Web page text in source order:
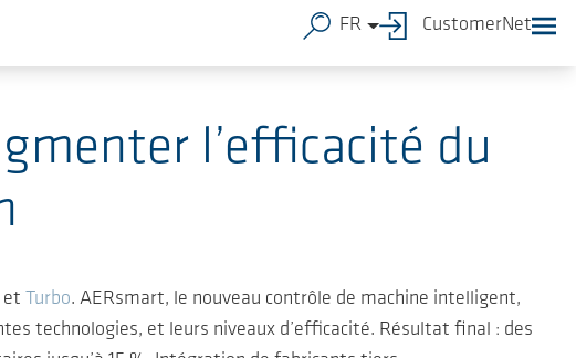
FR CustomerNet
l’efficacité du
et Turbo. AERsmart, le nouveau contrôle de machine intelligent,
technologies, et leurs niveaux d’efficacité. Résultat final : des